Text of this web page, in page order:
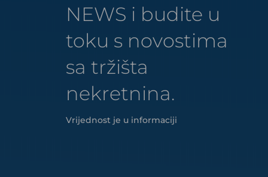
NEWS i budite u
toku s novostima
sa tržišta
nekretnina.
Vrijednost je u informaciji